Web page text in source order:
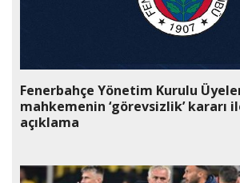
Fenerbahçe Yönetim Kurulu
mahkemenin ‘görevsizlik’ kararı
açıklama